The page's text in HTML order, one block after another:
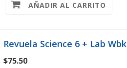
AÑADIR AL CARRITO
Revuela Science 6 + Lab Wbk
$75.50